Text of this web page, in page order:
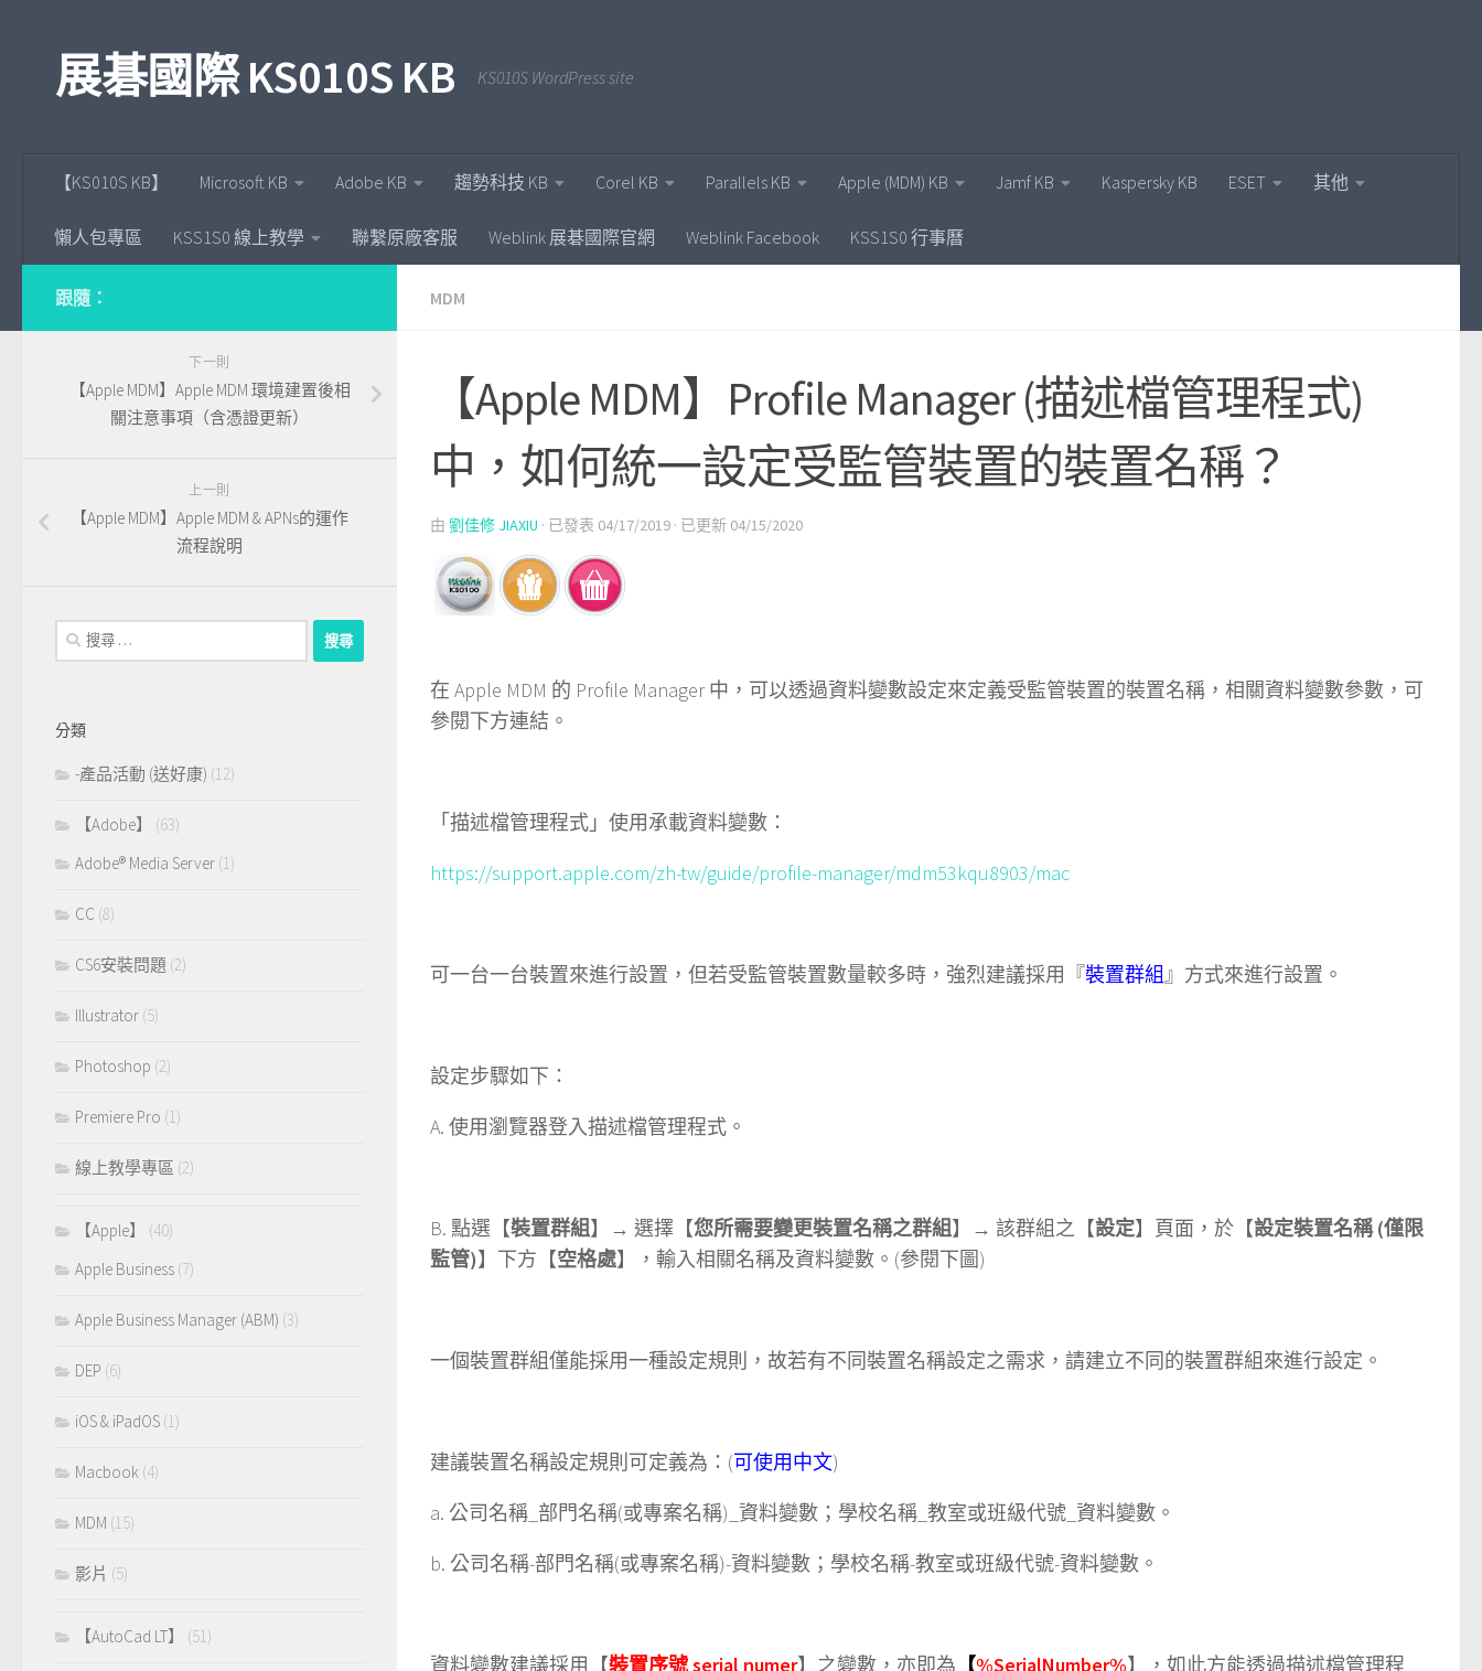
展碁國際 KS010S KB KS010S WordPress site
【KS010S KB】 Microsoft KB Adobe KB 趨勢科技 KB Corel KB Parallels KB Apple (MDM) KB Jamf KB Kaspersky KB ESET 其他
懶人包專區 KSS1S0 線上教學 聯繫原廠客服 Weblink 展碁國際官網 Weblink Facebook KSS1S0 行事曆
MDM
【Apple MDM】Profile Manager (描述檔管理程式)
中，如何統一設定受監管裝置的裝置名稱？
由 劉佳修 JIAXIU · 已發表 04/17/2019 · 已更新 04/15/2020
在 Apple MDM 的 Profile Manager 中，可以透過資料變數設定來定義受監管裝置的裝置名稱，相關資料變數參數，可
參閱下方連結。
「描述檔管理程式」使用承載資料變數：
https://support.apple.com/zh-tw/guide/profile-manager/mdm53kqu8903/mac
可一台一台裝置來進行設置，但若受監管裝置數量較多時，強烈建議採用『裝置群組』方式來進行設置。
設定步驟如下：
A. 使用瀏覽器登入描述檔管理程式。
B. 點選【裝置群組】→ 選擇【您所需要變更裝置名稱之群組】→ 該群組之【設定】頁面，於【設定裝置名稱 (僅限
監管)】下方【空格處】，輸入相關名稱及資料變數。(參閱下圖)
一個裝置群組僅能採用一種設定規則，故若有不同裝置名稱設定之需求，請建立不同的裝置群組來進行設定。
建議裝置名稱設定規則可定義為：(可使用中文)
a. 公司名稱_部門名稱(或專案名稱)_資料變數；學校名稱_教室或班級代號_資料變數。
b. 公司名稱-部門名稱(或專案名稱)-資料變數；學校名稱-教室或班級代號-資料變數。
資料變數建議採用【裝置序號 serial numer】之變數，亦即為 【%SerialNumber%】，如此方能透過描述檔管理程
跟隨：
下一則
【Apple MDM】Apple MDM 環境建置後相
關注意事項（含憑證更新）
上一則
【Apple MDM】Apple MDM & APNs的運作
流程說明
搜
尋：
分類
-產品活動 (送好康) (12)
【Adobe】
(63)
Adobe® Media Server (1)
CC (8)
CS6安裝問題 (2)
Illustrator (5)
Photoshop (2)
Premiere Pro (1)
線上教學專區 (2)
【Apple】
(40)
Apple Business (7)
Apple Business Manager (ABM) (3)
DEP (6)
iOS & iPadOS (1)
Macbook (4)
MDM (15)
影片 (5)
【AutoCad LT】 (51)